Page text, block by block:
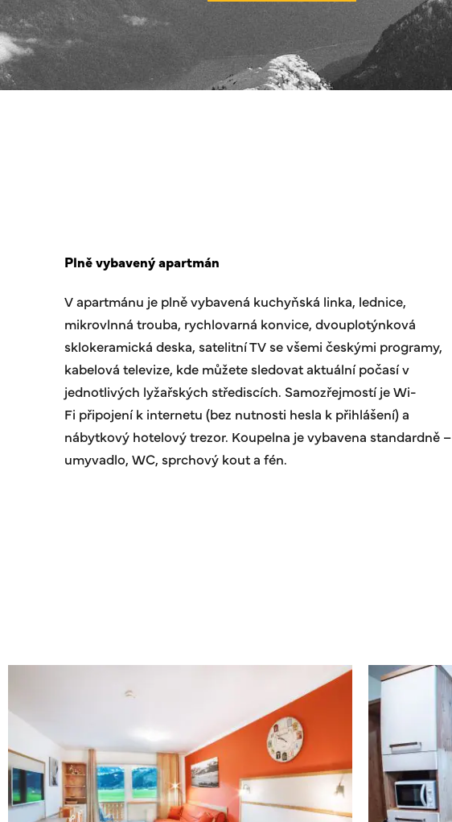
Plně vybavený apartmán
V apartmánu je plně vybavená kuchyňská linka, lednice,
mikrovlnná trouba, rychlovarná konvice, dvouplotýnková
sklokeramická deska, satelitní TV se všemi českými programy,
kabelová televize, kde můžete sledovat aktuální počasí v
jednotlivých lyžařských střediscích. Samozřejmostí je Wi-
Fi připojení k internetu (bez nutnosti hesla k přihlášení) a
nábytkový hotelový trezor. Koupelna je vybavena standardně –
umyvadlo, WC, sprchový kout a fén.